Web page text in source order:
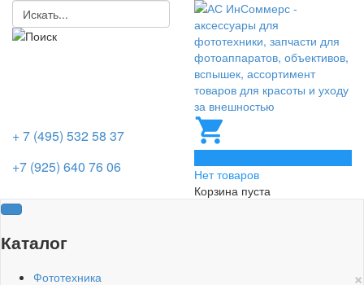
+ 7 (495) 532 58 37
+7 (925) 640 76 06
Нет товаров
Корзина пуста
Каталог
×
Фототехника